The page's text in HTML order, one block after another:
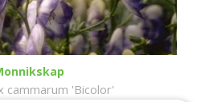
cammarum 'Bicolor'